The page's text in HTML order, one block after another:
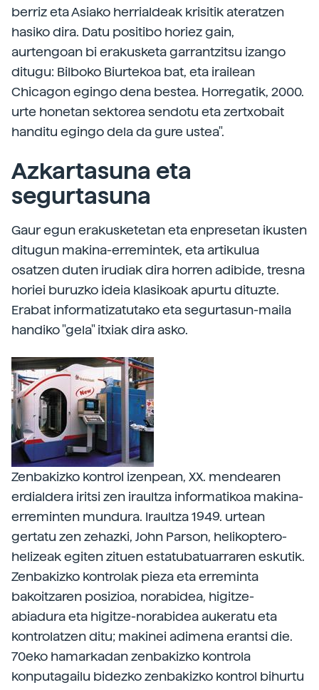
berriz eta Asiako herrialdeak krisitik ateratzen
hasiko dira. Datu positibo horiez gain,
aurtengoan bi erakusketa garrantzitsu izango
ditugu: Bilboko Biurtekoa bat, eta irailean
Chicagon egingo dena bestea. Horregatik, 2000.
urte honetan sektorea sendotu eta zertxobait
handitu egingo dela da gure ustea".
Azkartasuna eta
segurtasuna
Gaur egun erakusketetan eta enpresetan ikusten
ditugun makina-erremintek, eta artikulua
osatzen duten irudiak dira horren adibide, tresna
horiei buruzko ideia klasikoak apurtu dituzte.
Erabat informatizatutako eta segurtasun-maila
handiko "gela" itxiak dira asko.
Zenbakizko kontrol izenpean, XX. mendearen
erdialdera iritsi zen iraultza informatikoa makina-
erreminten mundura. Iraultza 1949. urtean
gertatu zen zehazki, John Parson, helikoptero-
helizeak egiten zituen estatubatuarraren eskutik.
Zenbakizko kontrolak pieza eta erreminta
bakoitzaren posizioa, norabidea, higitze-
abiadura eta higitze-norabidea aukeratu eta
kontrolatzen ditu; makinei adimena erantsi die.
70eko hamarkadan zenbakizko kontrola
konputagailu bidezko zenbakizko kontrol bihurtu